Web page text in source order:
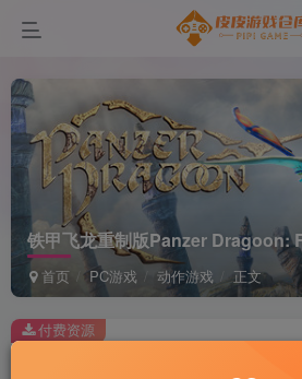
铁甲飞龙重制版Panzer Dragoon:
首页 PC游戏 动作游戏 正文
付费资源